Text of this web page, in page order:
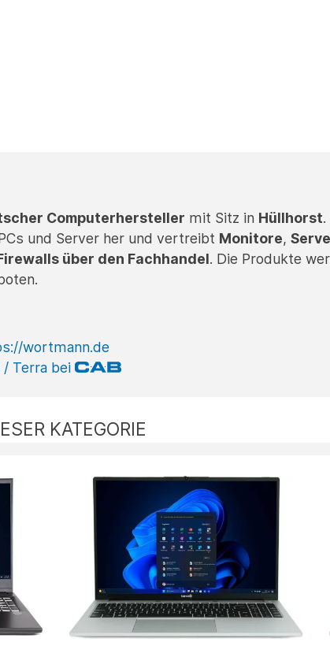
Computerhersteller mit Sitz in Hüllhorst.
und Server her und vertreibt Monitore,
über den Fachhandel. Die Produkte
wortmann.de
/ Terra bei
KATEGORIE